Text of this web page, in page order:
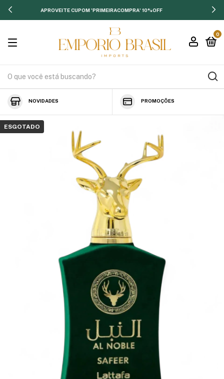
APROVEITE CUPOM 'PRIMEIRACOMPRA' 10%OFF
0
NOVIDADES PROMOÇÕES
ESGOTADO